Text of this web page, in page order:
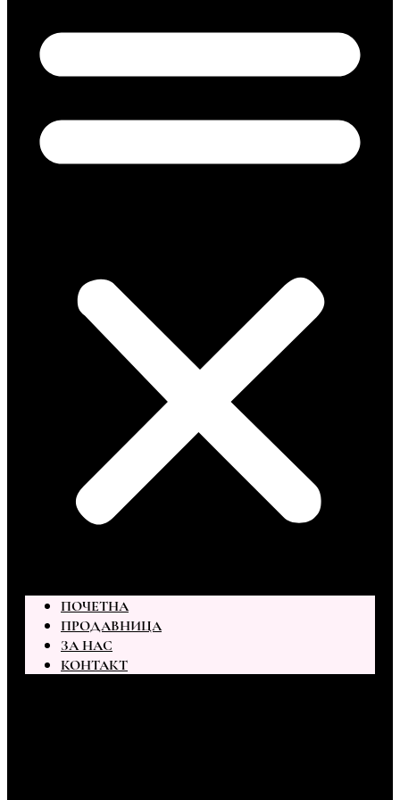
ПОЧЕТНА
ПРОДАВНИЦА
ЗА НАС
КОНТАКТ